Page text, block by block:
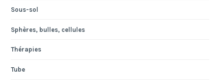
Sous-sol
Sphères, bulles, cellules
Thérapies
Tube